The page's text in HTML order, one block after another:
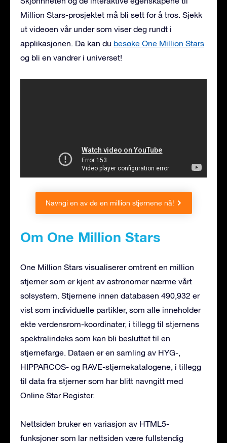
Million Stars-prosjektet må bli sett for å tros. Sjekk
ut videoen vår under som viser deg rundt i
applikasjonen. Da kan du besøke One Million Stars
og bli en vandrer i universet!
Navngi en av de en million stjernene nå!
Om One Million Stars
One Million Stars visualiserer omtrent en million
stjerner som er kjent av astronomer nærme vårt
solsystem. Stjernene innen databasen 490,932 er
vist som individuelle partikler, som alle inneholder
ekte verdensrom-koordinater, i tillegg til stjernens
spektralindeks som kan bli besluttet til en
stjernefarge. Dataen er en samling av HYG-,
HIPPARCOS- og RAVE-stjernekatalogene, i tillegg
til data fra stjerner som har blitt navngitt med
Online Star Register.
Nettsiden bruker en variasjon av HTML5-
funksjoner som lar nettsiden være fullstendig